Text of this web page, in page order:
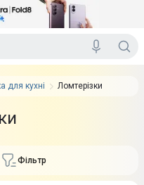
для кухні Ломтерізки
Фільтр